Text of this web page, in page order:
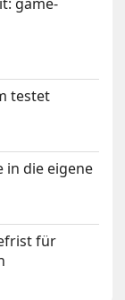
testet
in die eigene
für